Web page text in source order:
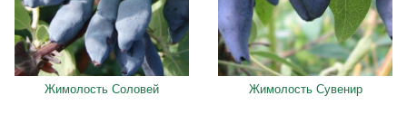
Жимолость Соловей Жимолость Сувенир